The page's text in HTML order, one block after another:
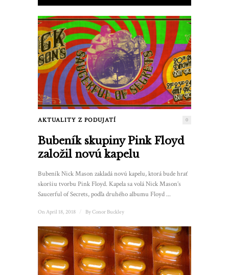
AKTUALITY Z PODUJATÍ 0
Bubeník skupiny Pink Floyd
založil novú kapelu
Bubeník Nick Mason zakladá novú kapelu, ktorá bude hrať
skoršiu tvorbu Pink Floyd. Kapela sa volá Nick Mason’s
Saucerful of Secrets, podľa druhého albumu Floyd ...
On April 18, 2018 ByConor Buckley